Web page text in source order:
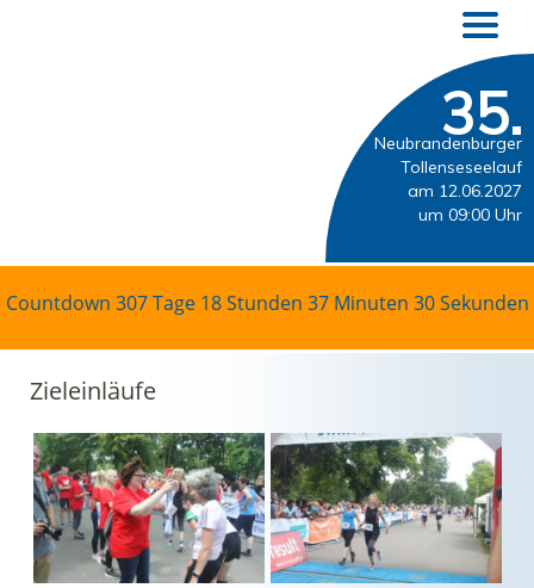
35.
Neubrandenburger
Tollenseseelauf
am 12.06.2027
um 09:00 Uhr
Countdown 307 Tage 18 Stunden 37 Minuten 29 Sekunden
Zieleinläufe